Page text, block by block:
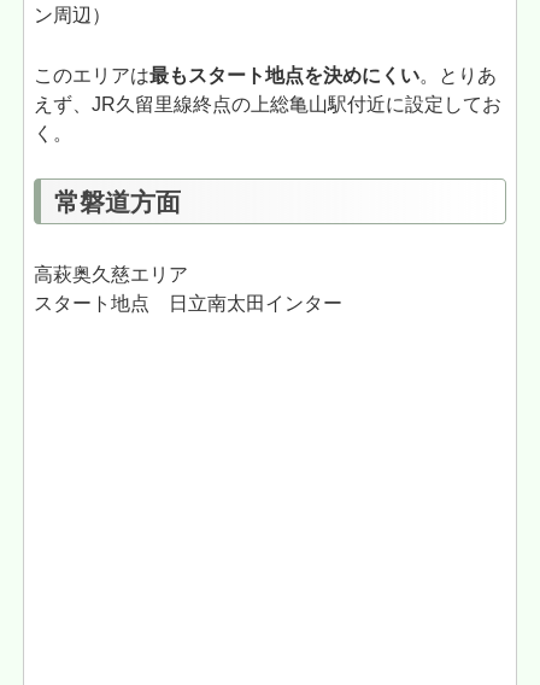
ン周辺）
このエリアは最もスタート地点を決めにくい。とりあ
えず、JR久留里線終点の上総亀山駅付近に設定してお
く。
常磐道方面
高萩奥久慈エリア
スタート地点 日立南太田インター